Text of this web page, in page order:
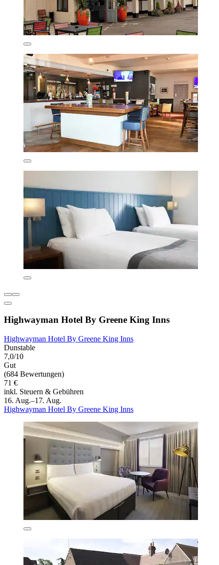
Highwayman Hotel By Greene King Inns
Highwayman Hotel By Greene King Inns
Dunstable
7,0/10
Gut
(684 Bewertungen)
71 €
inkl. Steuern & Gebühren
16. Aug.–17. Aug.
Highwayman Hotel By Greene King Inns